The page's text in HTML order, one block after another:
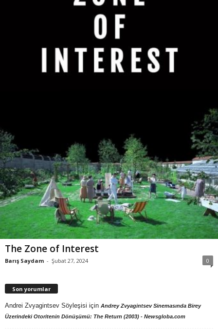
The Zone of Interest
Barış Saydam - Şubat 27, 2024 0
Son yorumlar
Andrei Zvyagintsev Söyleşisi için Andrey Zvyagintsev Sinemasında Birey
Üzerindeki Otoritenin Dönüşümü: The Return (2003) - Newsgloba.com